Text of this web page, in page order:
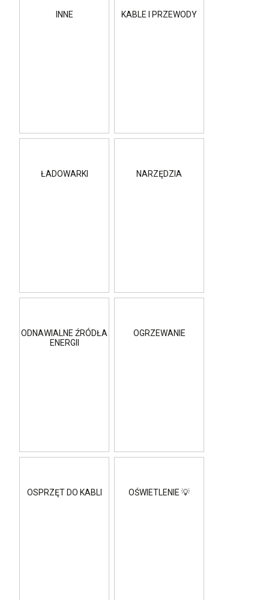
INNE KABLE I PRZEWODY
ŁADOWARKI NARZĘDZIA
ODNAWIALNE ŹRÓDŁA
ENERGII
OGRZEWANIE
OSPRZĘT DO KABLI OŚWIETLENIE 💡